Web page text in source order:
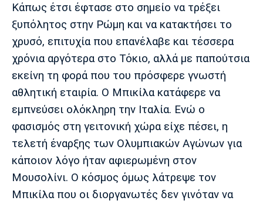
Κάπως έτσι έφτασε στο σημείο να τρέξει
ξυπόλητος στην Ρώμη και να κατακτήσει το
χρυσό, επιτυχία που επανέλαβε και τέσσερα
χρόνια αργότερα στο Τόκιο, αλλά με παπούτσια
εκείνη τη φορά που του πρόσφερε γνωστή
αθλητική εταιρία. Ο Μπικίλα κατάφερε να
εμπνεύσει ολόκληρη την Ιταλία. Ενώ ο
φασισμός στη γειτονική χώρα είχε πέσει, η
τελετή έναρξης των Ολυμπιακών Αγώνων για
κάποιον λόγο ήταν αφιερωμένη στον
Μουσολίνι. Ο κόσμος όμως λάτρεψε τον
Μπικίλα που οι διοργανωτές δεν γινόταν να